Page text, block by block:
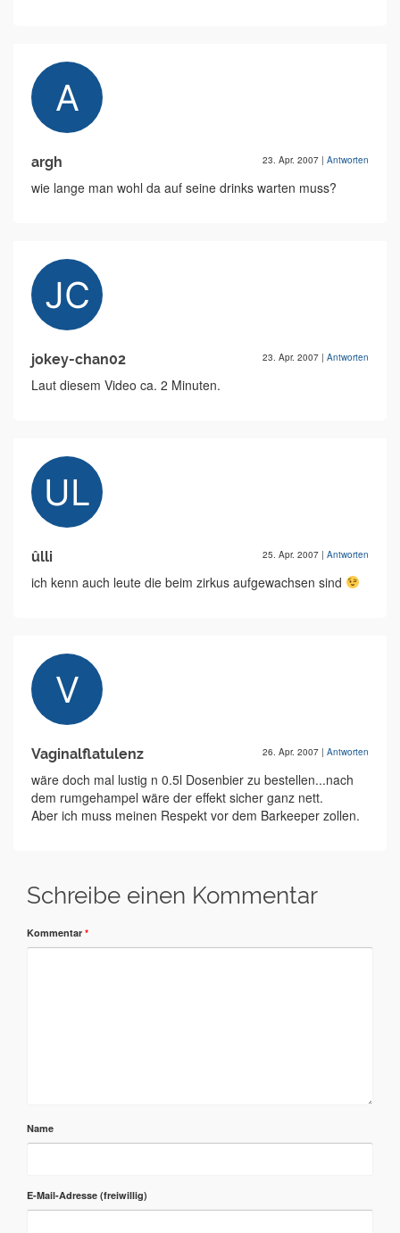
argh 23. Apr. 2007 | Antworten
wie lange man wohl da auf seine drinks warten muss?
jokey-chan02 23. Apr. 2007 | Antworten
Laut diesem Video ca. 2 Minuten.
ûlli 25. Apr. 2007 | Antworten
ich kenn auch leute die beim zirkus aufgewachsen sind
Vaginalflatulenz 26. Apr. 2007 | Antworten
wäre doch mal lustig n 0.5l Dosenbier zu bestellen...nach
dem rumgehampel wäre der effekt sicher ganz nett.
Aber ich muss meinen Respekt vor dem Barkeeper zollen.
Schreibe einen Kommentar
Kommentar *
Name
E-Mail-Adresse